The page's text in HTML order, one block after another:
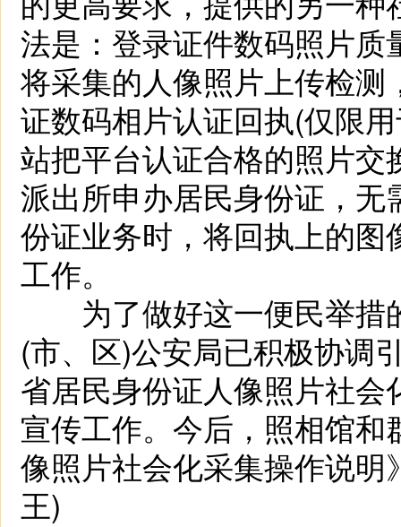
法是：登录证件数码照片
将采集的人像照片上传检
证数码相片认证回执(仅限
站把平台认证合格的照片
派出所申办居民身份证，
份证业务时，将回执上的
工作。
为了做好这一便民举措
(市、区)公安局已积极协调
省居民身份证人像照片社
宣传工作。今后，照相馆
像照片社会化采集操作说
王)